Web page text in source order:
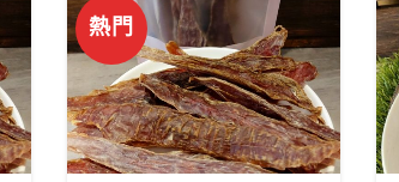
熱門